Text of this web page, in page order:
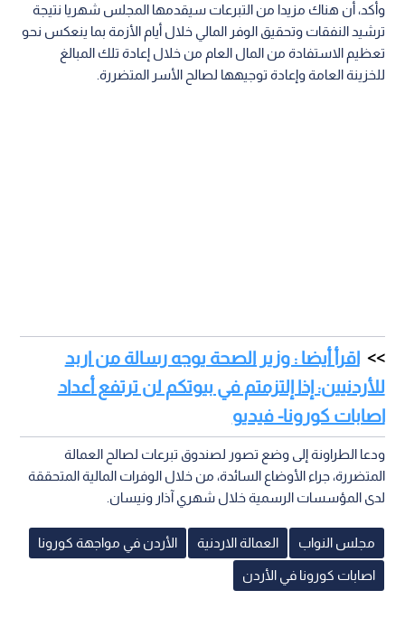
وأكد، أن هناك مزيدا من التبرعات سيقدمها المجلس شهريا نتيجة
ترشيد النفقات وتحقيق الوفر المالي خلال أيام الأزمة بما ينعكس نحو
تعظيم الاستفادة من المال العام من خلال إعادة تلك المبالغ
للخزينة العامة وإعادة توجيهها لصالح الأسر المتضررة.
اقرأ أيضا : وزير الصحة يوجه رسالة من اربد
للأردنيين: إذا إلتزمتم في بيوتكم لن ترتفع أعداد
اصابات كورونا- فيديو
ودعا الطراونة إلى وضع تصور لصندوق تبرعات لصالح العمالة
المتضررة، جراء الأوضاع السائدة، من خلال الوفرات المالية المتحققة
لدى المؤسسات الرسمية خلال شهري آذار ونيسان.
مجلس النواب العمالة الاردنية الأردن في مواجهة كورونا
اصابات كورونا في الأردن